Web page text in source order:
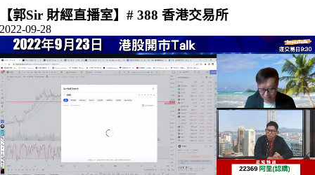
【郭Sir 財經直播室】# 388 香港交易所
2022-09-28